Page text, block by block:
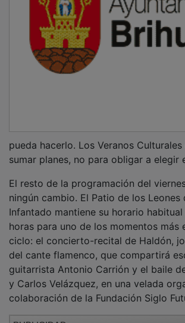
sumar planes, no para obligar a elegir
ningún cambio. El Patio de los Leones
Infantado mantiene su horario
horas para uno de los momentos más
ciclo: el concierto-recital de Haldón,
del cante flamenco, que compartirá
guitarrista Antonio Carrión y el baile
y Carlos Velázquez, en una velada
colaboración de la Fundación Siglo